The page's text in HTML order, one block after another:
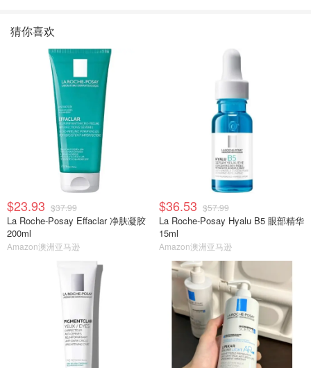
猜你喜欢
$23.93 $37.99
La Roche-Posay Effaclar 净肤凝胶
200ml
Amazon澳洲亚马逊
$36.53 $57.99
La Roche-Posay Hyalu B5 眼部精华
15ml
Amazon澳洲亚马逊